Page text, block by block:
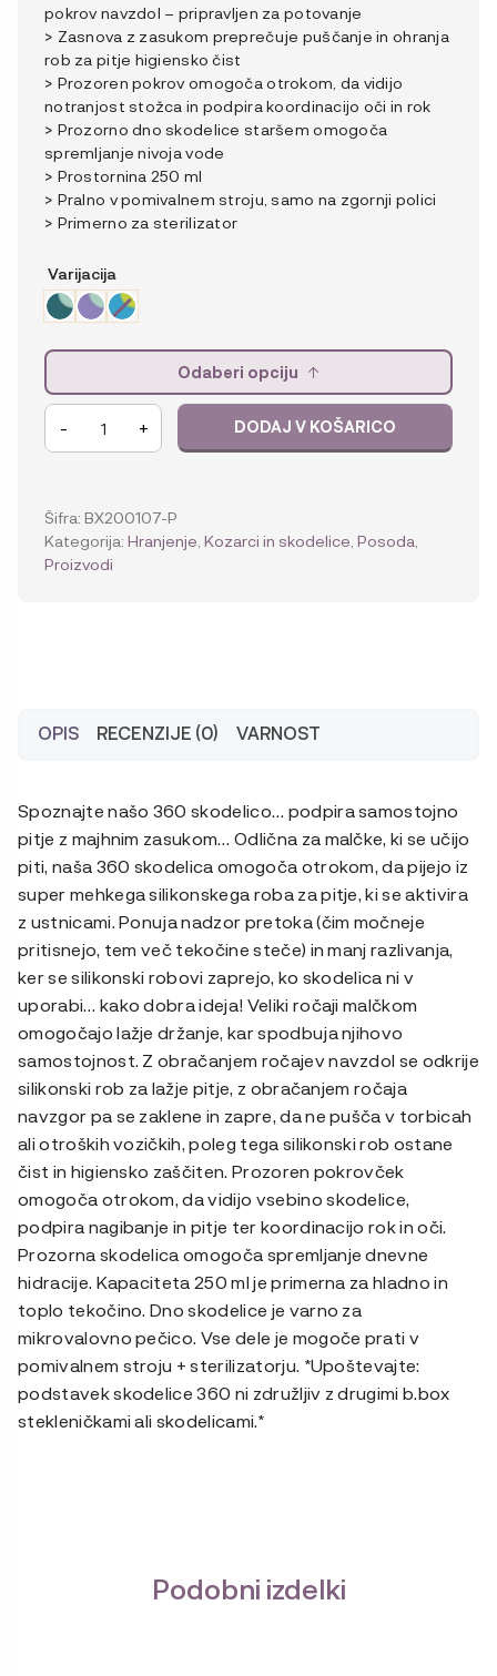
pokrov navzdol – pripravljen za potovanje
> Zasnova z zasukom preprečuje puščanje in ohranja
rob za pitje higiensko čist
> Prozoren pokrov omogoča otrokom, da vidijo
notranjost stožca in podpira koordinacijo oči in rok
> Prozorno dno skodelice staršem omogoča
spremljanje nivoja vode
> Prostornina 250 ml
> Pralno v pomivalnem stroju, samo na zgornji polici
> Primerno za sterilizator
Varijacija
Odaberi opciju
b.box
360
- + DODAJ V KOŠARICO
Šifra: BX200107-P
Kategorija: Hranjenje Kozarci in skodelice Posoda
Proizvodi
OPIS RECENZIJE (0) VARNOST
Spoznajte našo 360 skodelico… podpira samostojno
pitje z majhnim zasukom… Odlična za malčke, ki se učijo
piti, naša 360 skodelica omogoča otrokom, da pijejo iz
super mehkega silikonskega roba za pitje, ki se aktivira
z ustnicami. Ponuja nadzor pretoka (čim močneje
pritisnejo, tem več tekočine steče) in manj razlivanja,
ker se silikonski robovi zaprejo, ko skodelica ni v
uporabi… kako dobra ideja! Veliki ročaji malčkom
omogočajo lažje držanje, kar spodbuja njihovo
samostojnost. Z obračanjem ročajev navzdol se odkrije
silikonski rob za lažje pitje, z obračanjem ročaja
navzgor pa se zaklene in zapre, da ne pušča v torbicah
ali otroških vozičkih, poleg tega silikonski rob ostane
čist in higiensko zaščiten. Prozoren pokrovček
omogoča otrokom, da vidijo vsebino skodelice,
podpira nagibanje in pitje ter koordinacijo rok in oči.
Prozorna skodelica omogoča spremljanje dnevne
hidracije. Kapaciteta 250 ml je primerna za hladno in
toplo tekočino. Dno skodelice je varno za
mikrovalovno pečico. Vse dele je mogoče prati v
pomivalnem stroju + sterilizatorju. *Upoštevajte:
podstavek skodelice 360 ni združljiv z drugimi b.box
stekleničkami ali skodelicami.*
Podobni izdelki